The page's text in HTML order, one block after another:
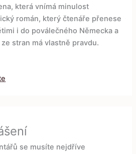
která vnímá minulost
román, který čtenáře přenese
i do poválečného Německa a
stran má vlastně pravdu.
se musíte nejdříve